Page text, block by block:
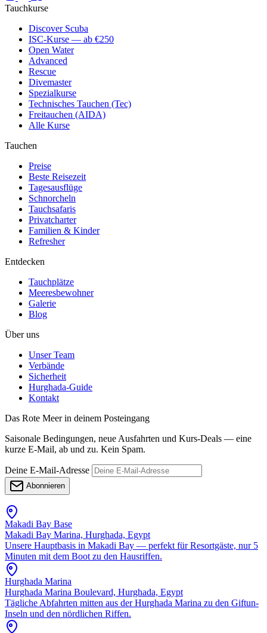
Tauchkurse
Discover Scuba
ISC-Kurse — ab €250
Open Water
Advanced
Rescue
Divemaster
Spezialkurse
Technisches Tauchen (Tec)
Freitauchen (AIDA)
Alle Kurse
Tauchen
Preise
Beste Reisezeit
Tagesausflüge
Schnorcheln
Tauchsafaris
Privatcharter
Familien & Kinder
Refresher
Entdecken
Tauchplätze
Meeresbewohner
Galerie
Blog
Über uns
Unser Team
Verbände
Sicherheit
Hurghada-Guide
Kontakt
Das Rote Meer in deinem Posteingang
Saisonale Bedingungen, neue Ausfahrten und Kurs-Deals — eine
kurze E-Mail, ab und zu. Kein Spam.
Deine E-Mail-Adresse
Abonnieren
Makadi Bay Base
Makadi Bay Marina, Hurghada, Egypt
Unsere Hauptbasis in Makadi Bay — perfekt für Resortgäste, nur 5
Minuten mit dem Boot zu den Hausriffen.
Hurghada Marina
Hurghada Marina Boulevard, Hurghada, Egypt
Tägliche Abfahrten mitten aus der Hurghada Marina zu den Giftun-
Inseln und den nördlichen Riffen.